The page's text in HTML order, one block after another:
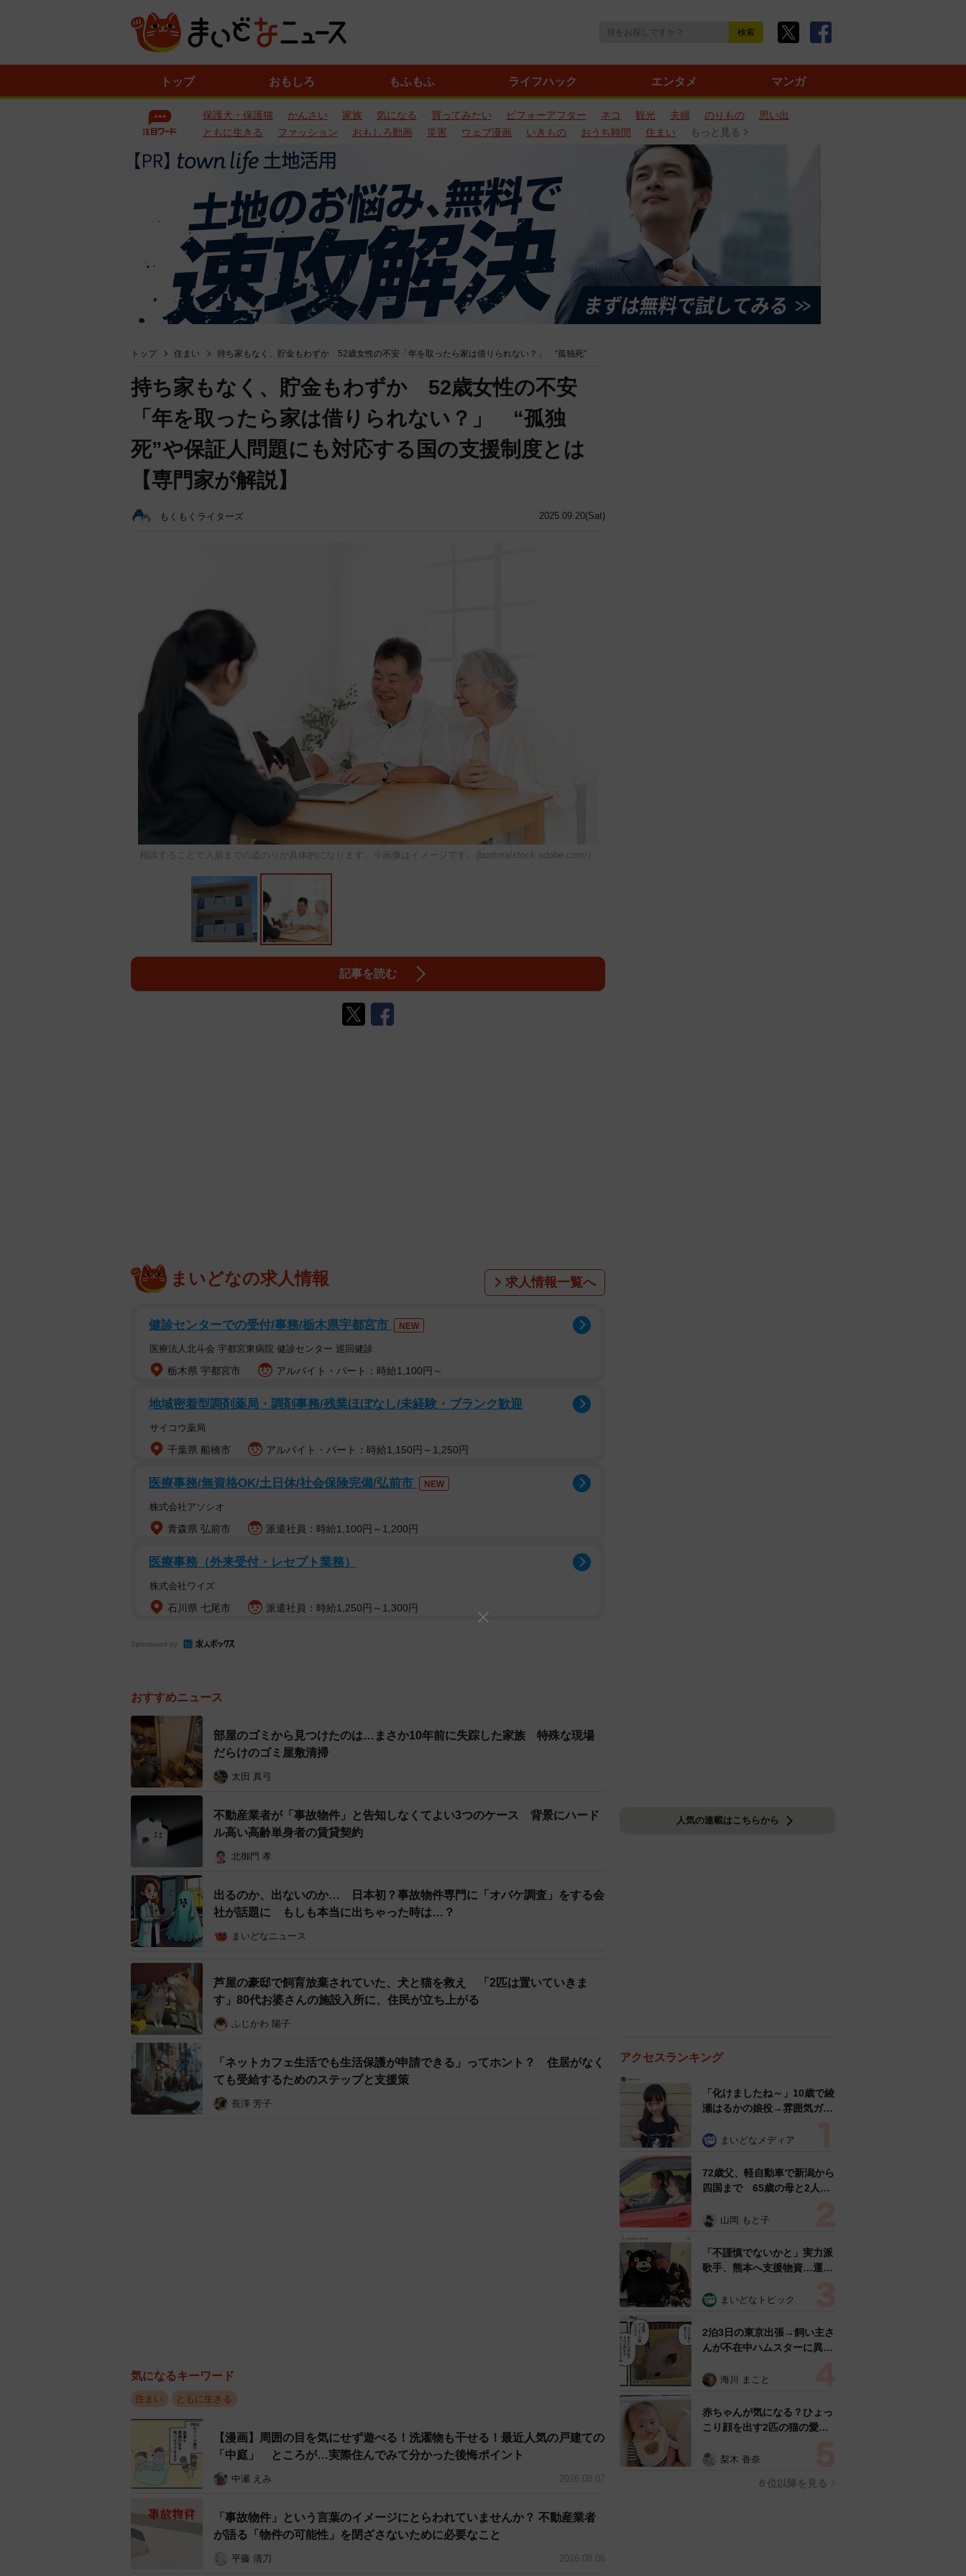
トップ おもしろ もふもふ ライフハック エンタメ マンガ
保護犬・保護猫 かんさい 家族 気になる 買ってみたい ビフォーアフター ネコ 観光 夫婦 のりもの
思い出
ともに生きる
ファッション おもしろ動画 災害 ウェブ漫画 いきもの おうち時間 住まい もっと見る
トップ 住まい 持ち家もなく、貯金もわずか 52歳女性の不安「年を取ったら家は借りられない？」 “孤独死”
2025.09.20(Sat)
持ち家もなく、貯金もわずか 52歳女性の不安
「年を取ったら家は借りられない？」 “孤独
死”や保証人問題にも対応する国の支援制度とは
【専門家が解説】
もくもくライターズ
相談することで入居までの道のりが具体的になります。※画像はイメージです。(buritora/stock.adobe.com/）
記事を読む
まいどなの求人情報 求人情報一覧へ
健診センターでの受付/事務/栃木県宇都宮市 NEW
医療法人北斗会 宇都宮東病院 健診センター 巡回健診
栃木県 宇都宮市 アルバイト・パート：時給1,100円～
地域密着型調剤薬局・調剤事務/残業ほぼなし/未経験・ブランク歓迎
サイコウ薬局
千葉県 船橋市 アルバイト・パート：時給1,150円～1,250円
医療事務/無資格OK/土日休/社会保険完備/弘前市 NEW
株式会社アソシオ
青森県 弘前市 派遣社員：時給1,100円～1,200円
医療事務（外来受付・レセプト業務）
株式会社ワイズ
石川県 七尾市 派遣社員：時給1,250円～1,300円
Sponsored by
おすすめニュース
部屋のゴミから見つけたのは…まさか10年前に失踪した家族 特殊な現場
だらけのゴミ屋敷清掃
太田 真弓
不動産業者が「事故物件」と告知しなくてよい3つのケース 背景にハード
ル高い高齢単身者の賃貸契約
北御門 孝
出るのか、出ないのか… 日本初？事故物件専門に「オバケ調査」をする会
社が話題に もしも本当に出ちゃった時は…？
まいどなニュース
芦屋の豪邸で飼育放棄されていた、犬と猫を救え 「2匹は置いていきま
す」80代お婆さんの施設入所に、住民が立ち上がる
ふじかわ 陽子
「ネットカフェ生活でも生活保護が申請できる」ってホント？ 住居がなく
ても受給するためのステップと支援策
長澤 芳子
気になるキーワード
住まい ともに生きる
【漫画】周囲の目を気にせず遊べる！洗濯物も干せる！最近人気の戸建ての
「中庭」 ところが…実際住んでみて分かった後悔ポイント
中瀬 えみ 2026.08.07
「事故物件」という言葉のイメージにとらわれていませんか？ 不動産業者
が語る「物件の可能性」を閉ざさないために必要なこと
平藤 清刀 2026.08.06
人気の連載はこちらから
アクセスランキング
「化けましたね～」10歳で綾
瀬はるかの娘役→雰囲気ガラ
雰囲気が」「宝塚に入れそ
まいどなメディア
72歳父、軽自動車で新潟から
四国まで 65歳の母と2人で
憩まで分刻み… 「大学生で
山岡 もと子
「不謹慎でないかと」実力派
歌手、熊本へ支援物資…運搬
めらい 「痛いほど伝わる」
まいどなトピック
2泊3日の東京出張→飼い主さ
んが不在中ハムスターに異
「急に老けた？」【漫画】
海川 まこと
赤ちゃんが気になる？ひょっ
こり顔を出す2匹の猫の愛ら
わいい構図あります？」「ベ
梨木 香奈
６位以降を見る